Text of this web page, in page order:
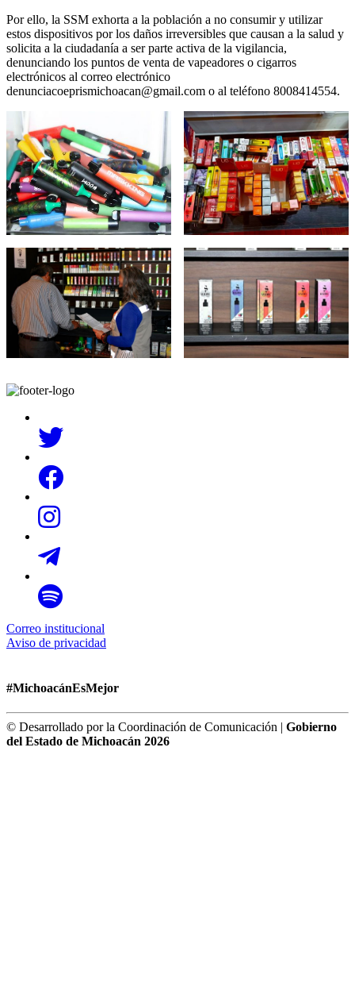
Por ello, la SSM exhorta a la población a no consumir y utilizar
estos dispositivos por los daños irreversibles que causan a la salud y
solicita a la ciudadanía a ser parte activa de la vigilancia,
denunciando los puntos de venta de vapeadores o cigarros
electrónicos al correo electrónico
denunciacoeprismichoacan@gmail.com o al teléfono 8008414554.
Correo institucional
Aviso de privacidad
#MichoacánEsMejor
© Desarrollado por la Coordinación de Comunicación | Gobierno
del Estado de Michoacán 2026